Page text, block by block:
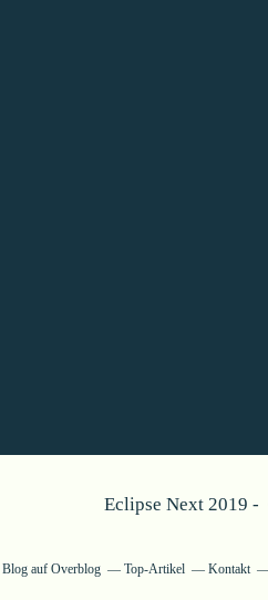
Eclipse Next 2019 -
Blog auf Overblog Top-Artikel Kontakt